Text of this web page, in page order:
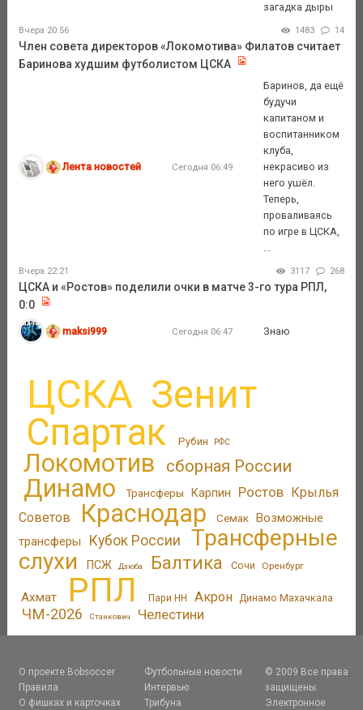
загадка дыры
Вчера 20:56 1483 14
Член совета директоров «Локомотива» Филатов считает
Баринова худшим футболистом ЦСКА
Лента новостей Сегодня 06:49
Баринов, да ещё
будучи
капитаном и
воспитанником
клуба,
некрасиво из
него ушёл.
Теперь,
проваливаясь
по игре в ЦСКА,
Вчера 22:21 3117 268
ЦСКА и «Ростов» поделили очки в матче 3-го тура РПЛ,
0:0
maksi999 Сегодня 06:47 Знаю
ЦСКА Зенит
Спартак Рубин РФС
Локомотив сборная России
Динамо Трансферы Карпин Ростов
Крылья
Советов
Краснодар Семак Возможные
трансферы
Кубок России
Трансферные
слухи
ПСЖ Дзюба Балтика Сочи Оренбург
Ахмат РПЛ Пари НН Акрон Динамо Махачкала
ЧМ-2026 Станкович Челестини
О проекте Bobsoccer
Правила
О фишках и карточках
Футбольные новости
Интервью
Трибуна
© 2009 Все права
защищены.
Электронное